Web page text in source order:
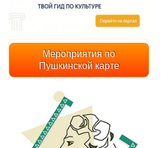
Мероприятия по
Пушкинской карте